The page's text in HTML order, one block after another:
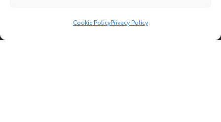
Cookie PolicyPrivacy Policy